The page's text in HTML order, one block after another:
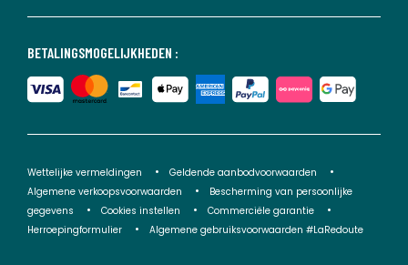
BETALINGSMOGELIJKHEDEN :
Wettelijke vermeldingen
Geldende aanbodvoorwaarden
Algemene verkoopsvoorwaarden
Bescherming van persoonlijke
gegevens
Cookies instellen
Commerciële garantie
Herroepingformulier
Algemene gebruiksvoorwaarden #LaRedoute